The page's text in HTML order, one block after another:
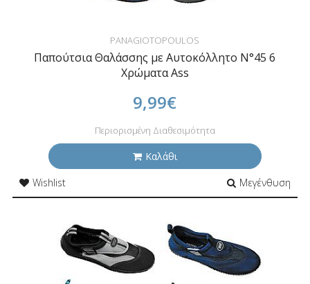
PANAGIOTOPOULOS
Παπούτσια Θαλάσσης με Αυτοκόλλητο N°45 6
Χρώματα Ass
9,99€
Περιορισμένη Διαθεσιμότητα
Καλάθι
Wishlist
Μεγένθυση